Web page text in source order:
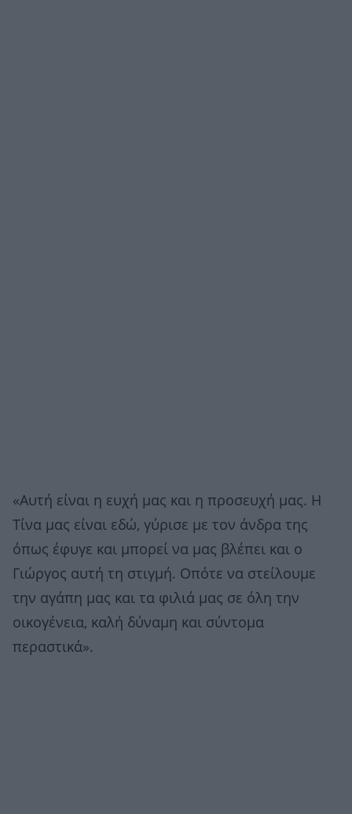
«Αυτή είναι η ευχή μας και η προσευχή μας. Η
Τίνα μας είναι εδώ, γύρισε με τον άνδρα της
όπως έφυγε και μπορεί να μας βλέπει και ο
Γιώργος αυτή τη στιγμή. Οπότε να στείλουμε
την αγάπη μας και τα φιλιά μας σε όλη την
οικογένεια, καλή δύναμη και σύντομα
περαστικά».